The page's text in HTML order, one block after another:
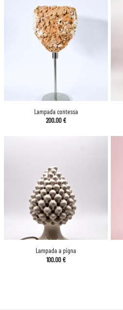
Lampada contessa
200.00€
Lampada a pigna
100.00€